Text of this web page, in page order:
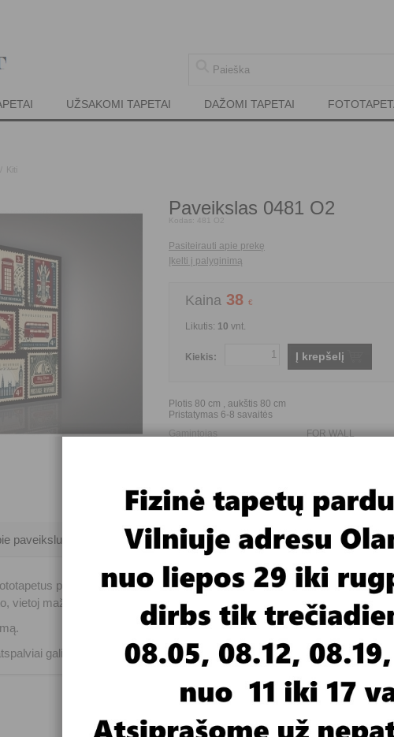
UŽSAKOMI TAPETAI DAŽOMI TAPETAI
Kiti
Paveikslas 0481 O2
Kodas:
Pasiteirauti apie prekę
Įkelti į palyginimą
Kaina 38 €
Likutis: 10 vnt.
Kiekis: Į krepšelį
Plotis 80 cm , aukštis 80 cm
Pristatymas 6-8 savaitės
Gamintojas
FOR WALL
paveikslus
prekiniu ženklu For Wall, gamina ir paveikslus - interjero
vietoj mažo fototapeto geriau siūlyčiau kabinti vienos ar kelių dalių
gali nežymiai skirtis nuo pavyzdžio monitoriuje.